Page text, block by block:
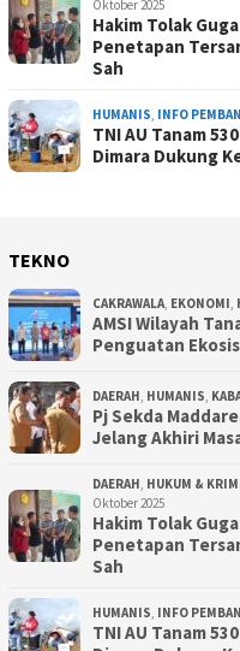
Oktober 2025
Hakim Tolak
Penetapan
Sah
HUMANIS, INFO
TNI AU Tanam
Dimara Dukung
TEKNO
CAKRAWALA, EKONOMI,
AMSI Wilayah
Penguatan
DAERAH, HUMANIS,
Pj Sekda
Jelang Akhiri
DAERAH, HUKUM &
Oktober 2025
Hakim Tolak
Penetapan
Sah
HUMANIS, INFO
TNI AU Tanam